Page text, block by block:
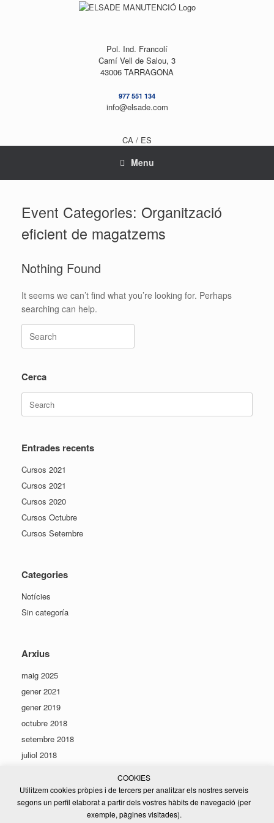
Pol. Ind. Francolí
Camí Vell de Salou, 3
43006 TARRAGONA
977 551 134
info@elsade.com
CA / ES
Menu
Event Categories: Organització
eficient de magatzems
Nothing Found
It seems we can’t find what you’re looking for. Perhaps
searching can help.
Search
for:
Cerca
for:
Entrades recents
Cursos 2021
Cursos 2021
Cursos 2020
Cursos Octubre
Cursos Setembre
Categories
Notícies
Sin categoría
Arxius
maig 2025
gener 2021
gener 2019
octubre 2018
setembre 2018
juliol 2018
maig 2018
gener 2018
COOKIES
Utilitzem cookies pròpies i de tercers per analitzar els nostres serveis
segons un perfil elaborat a partir dels vostres hàbits de navegació (per
exemple, pàgines visitades).